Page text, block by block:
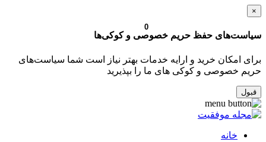
×
سیاست‌های حفظ حریم خصوصی و کوکی‌ها
برای امکان خرید و ارایه خدمات بهتر نیاز است شما سیاست‌های
حریم خصوصی و کوکی های ما را بپذیرید
قبول
خانه
0